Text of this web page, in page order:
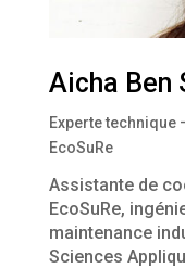
Aicha Ben
Experte technique
EcoSuRe
Assistante de
EcoSuRe,
maintenance
Sciences